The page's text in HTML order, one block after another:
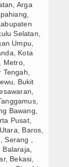
Arga
Selatan,
Umpu,
Kota
Metro,
Bukit
Bawang,
Pusat,
Baros,
,
Bekasi,